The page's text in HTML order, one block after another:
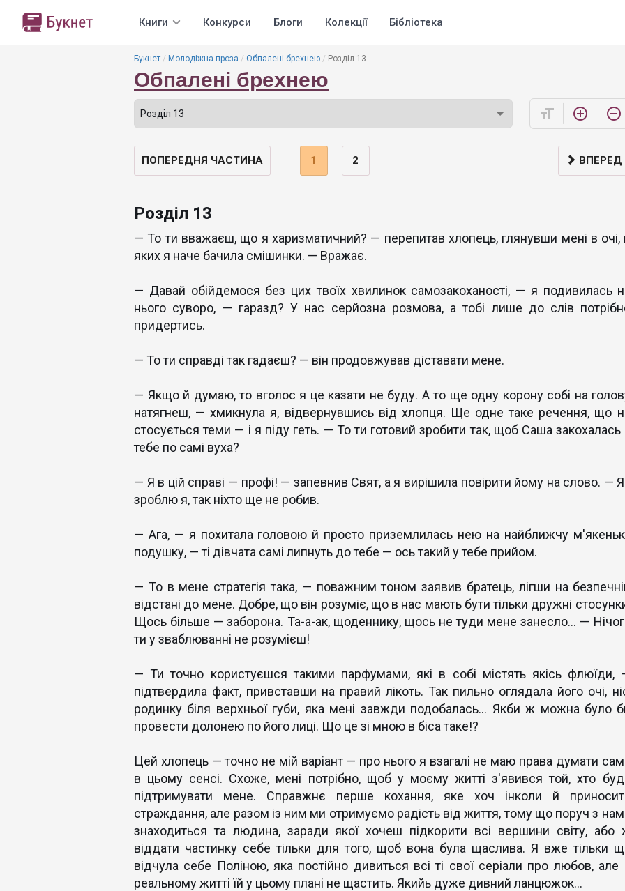
Книги Конкурси Блоги Колекції Бібліотека
Букнет Молодіжна проза Обпалені брехнею Розділ 13
Обпалені брехнею
format_size add_circle_outline remove_circle_outline
ПОПЕРЕДНЯ ЧАСТИНА 1 2 ВПЕРЕД
Розділ 13
— То ти вважаєш, що я харизматичний? — перепитав хлопець, глянувши мені в очі,
яких я наче бачила смішинки. — Вражає.
— Давай обійдемося без цих твоїх хвилинок самозакоханості, — я подивилась
нього суворо, — гаразд? У нас серйозна розмова, а тобі лише до слів
придертись.
— То ти справді так гадаєш? — він продовжував діставати мене.
— Якщо й думаю, то вголос я це казати не буду. А то ще одну корону собі на
натягнеш, — хмикнула я, відвернувшись від хлопця. Ще одне таке речення, що
стосується теми — і я піду геть. — То ти готовий зробити так, щоб Саша закохалась
тебе по самі вуха?
— Я в цій справі — профі! — запевнив Свят, а я вирішила повірити йому на слово. —
зроблю я, так ніхто ще не робив.
— Ага, — я похитала головою й просто приземлилась нею на найближчу
подушку, — ті дівчата самі липнуть до тебе — ось такий у тебе прийом.
— То в мене стратегія така, — поважним тоном заявив братець, лігши на
відстані до мене. Добре, що він розуміє, що в нас мають бути тільки дружні
Щось більше — заборона. Та-а-ак, щоденнику, щось не туди мене занесло... —
ти у зваблюванні не розумієш!
— Ти точно користуєшся такими парфумами, які в собі містять якісь флюїди,
підтвердила факт, привставши на правий лікоть. Так пильно оглядала його очі,
родинку біля верхньої губи, яка мені завжди подобалась... Якби ж можна було
провести долонею по його лиці. Що це зі мною в біса таке!?
Цей хлопець — точно не мій варіант — про нього я взагалі не маю права думати
в цьому сенсі. Схоже, мені потрібно, щоб у моєму житті з'явився той, хто
підтримувати мене. Справжнє перше кохання, яке хоч інколи й
страждання, але разом із ним ми отримуємо радість від життя, тому що поруч з
знаходиться та людина, заради якої хочеш підкорити всі вершини світу, або
віддати частинку себе тільки для того, щоб вона була щаслива. Я вже тільки
відчула себе Поліною, яка постійно дивиться всі ті свої серіали про любов, але
реальному житті їй у цьому плані не щастить. Якийь дуже дивний ланцюжок...